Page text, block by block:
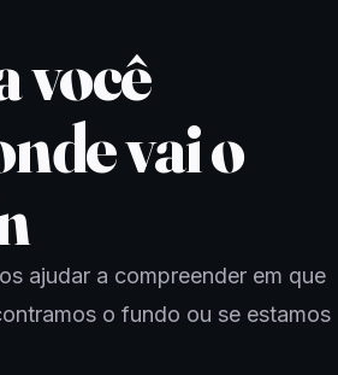
você
vai o
ajudar a compreender em que
o fundo ou se estamos